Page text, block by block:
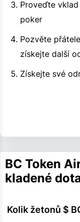
Proveďte
poker
Pozvěte
získejte další
Získejte své
BC Token
kladené
Kolik žetonů $